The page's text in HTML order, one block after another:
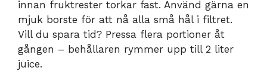
innan fruktrester torkar fast. Använd gärna en
mjuk borste för att nå alla små hål i filtret.
Vill du spara tid? Pressa flera portioner åt
gången – behållaren rymmer upp till 2 liter
juice.